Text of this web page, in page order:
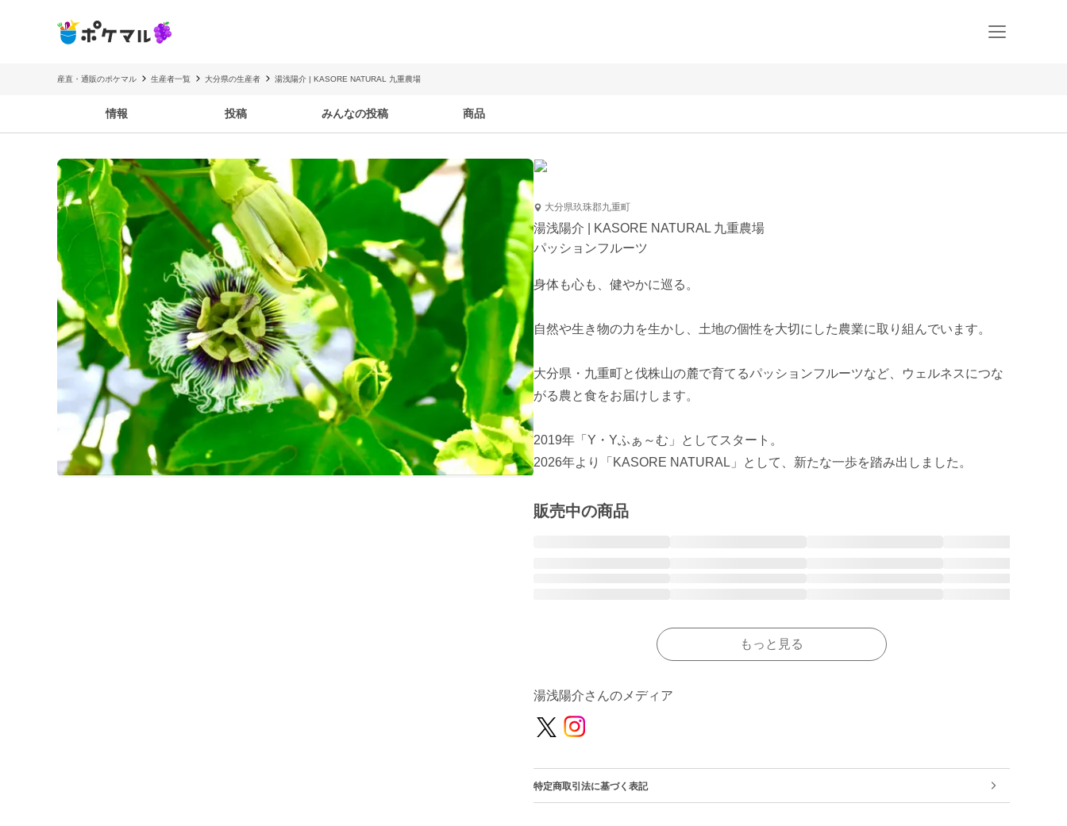
産直・通販のポケマル 生産者一覧 大分県の生産者 湯浅陽介 | KASORE NATURAL 九重農場
情報 投稿 みんなの投稿 商品
大分県玖珠郡九重町
湯浅陽介 | KASORE NATURAL 九重農場
パッションフルーツ
身体も心も、健やかに巡る。
自然や生き物の力を生かし、土地の個性を大切にした農業に取り組んでいます。
大分県・九重町と伐株山の麓で育てるパッションフルーツなど、ウェルネスにつな
がる農と食をお届けします。
2019年「Y・Yふぁ～む」としてスタート。
2026年より「KASORE NATURAL」として、新たな一歩を踏み出しました。
販売中の商品
もっと見る
湯浅陽介さんのメディア
特定商取引法に基づく表記